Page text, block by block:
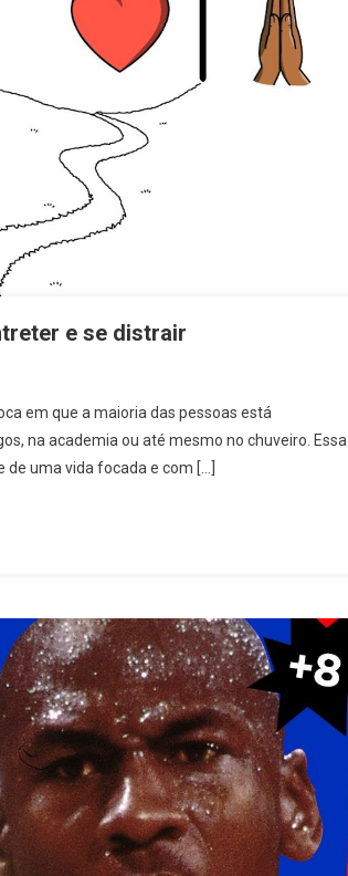
e se distrair
em que a maioria das pessoas está
na academia ou até mesmo no chuveiro. Essa
uma vida focada e com […]